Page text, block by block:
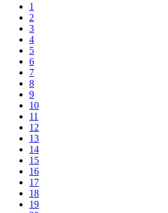
1
2
3
4
5
6
7
8
9
10
11
12
13
14
15
16
17
18
19